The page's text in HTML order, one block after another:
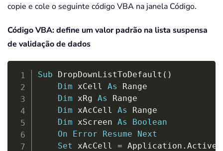
copie e cole o seguinte código VBA na janela Código.
Código VBA: define um valor padrão na lista suspensa
de validação de dados
Sub DropDownListToDefault ( )
Dim xCell As Range
Dim xRg As Range
Dim xAcCell As Range
Dim xScreen As
Boolean
On
Error Resume
Next
Set xAcCell = Application .